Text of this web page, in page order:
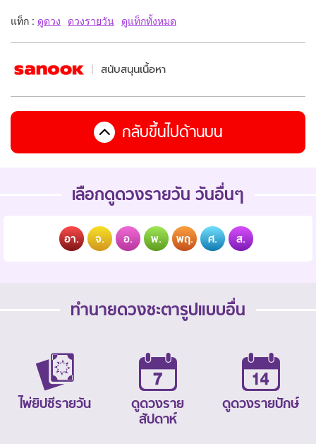
แท็ก : ดูดวง ดวงรายวัน ดูแท็กทั้งหมด
สนับสนุนเนื้อหา
กลับขึ้นไปด้านบน
เลือกดูดวงรายวัน วันอื่นๆ
อา. จ. อ. พ. พฤ. ศ. ส.
ทำนายดวงชะตารูปแบบอื่น
ไพ่ยิปซีรายวัน
ดูดวงราย
สัปดาห์
ดูดวงรายปักษ์